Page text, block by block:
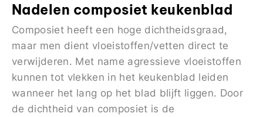
Nadelen composiet keukenblad
Composiet heeft een hoge dichtheidsgraad,
maar men dient vloeistoffen/vetten direct te
verwijderen. Met name agressieve vloeistoffen
kunnen tot vlekken in het keukenblad leiden
wanneer het lang op het blad blijft liggen. Door
de dichtheid van composiet is de